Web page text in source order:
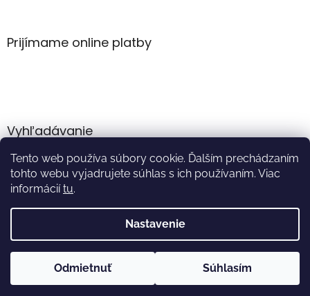
Tento web používa súbory cookie. Ďalším prechádzaním
tohto webu vyjadrujete súhlas s ich používaním. Viac
informáciítu.
Nastavenie
Odmietnuť Súhlasím
Prijímame online platby
Vyhľadávanie
HĽADAŤ
Vytvoril Shoptet
Copyright 2026Akumulator.sk . Všetky práva vyhradené.